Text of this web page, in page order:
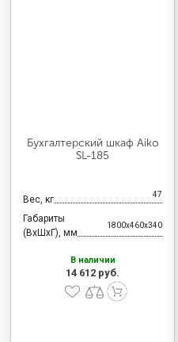
Бухгалтерский шкаф Aiko
SL-185
Вес, кг 47
Габариты
(ВхШхГ), мм
1800x460x340
В наличии
14 612 руб.